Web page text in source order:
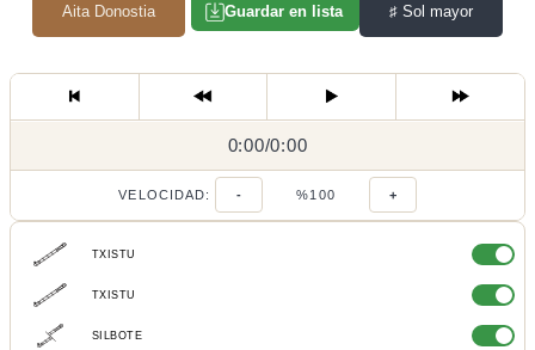
Aita Donostia Guardar en lista ♯ Sol mayor
0:00/
0:00/0:00
VELOCIDAD: - %100 +
TXISTU
TXISTU
SILBOTE